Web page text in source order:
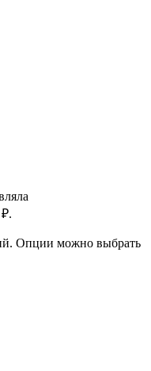
Опции можно выбрать